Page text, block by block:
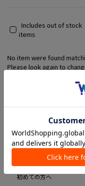
Includes out of stock
items
No item were found
Please look again to
Member Services
初めての方へ